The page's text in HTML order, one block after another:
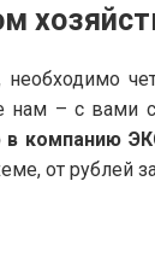
нам – с вами
в компанию
от рублей